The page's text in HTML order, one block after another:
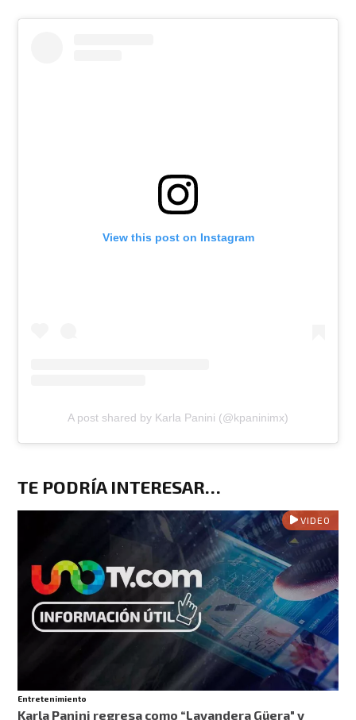
View this post on Instagram
A post shared by Karla Panini (@kpaninimx)
TE PODRÍA INTERESAR…
VIDEO
Entretenimiento
Karla Panini regresa como “Lavandera Güera" y